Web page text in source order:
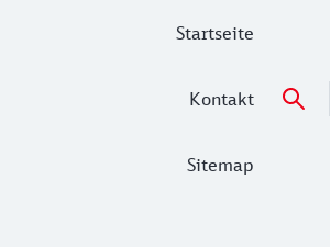
Startseite
Kontakt
Sitemap